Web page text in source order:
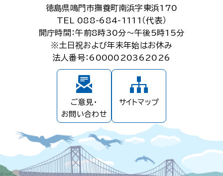
徳島県鳴門市撫養町南浜字東浜170
TEL 088-684-1111（代表）
開庁時間：午前8時30分～午後5時15分
※土日祝および年末年始はお休み
法人番号：6000020362026
ご意見・
お問い合わせ
サイトマップ